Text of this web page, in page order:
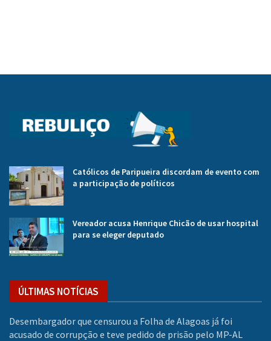
Católicos de Paripueira discordam de evento com
a participação de políticos
Vereador acusa Henrique Chicão de usar hospital
para se eleger deputado
ÚLTIMAS NOTÍCIAS
Desembargador que censurou a Folha de Alagoas já foi
acusado de corrupção e teve pedido de prisão pelo MP-AL